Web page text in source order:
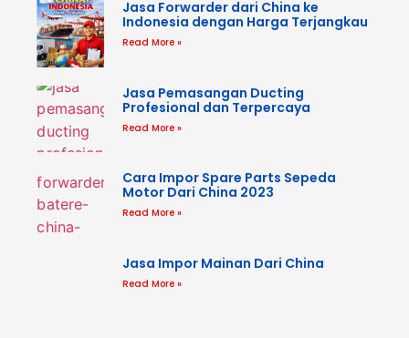
Jasa Forwarder dari China ke
Indonesia dengan Harga Terjangkau
Read More »
Jasa Pemasangan Ducting
Profesional dan Terpercaya
Read More »
Cara Impor Spare Parts Sepeda
Motor Dari China 2023
Read More »
Jasa Impor Mainan Dari China
Read More »